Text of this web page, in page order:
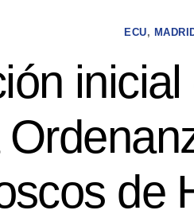
ECU,
de